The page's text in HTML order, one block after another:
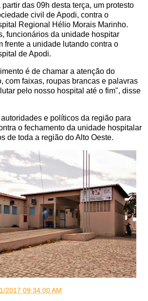
das 09h desta terça, um protesto
civil de Apodi, contra o
Regional Hélio Morais Marinho.
funcionários da unidade hospitar
frente a unidade lutando contra o
de Apodi.
é de chamar a atenção do
com faixas, roupas brancas e palavras
pelo nosso hospital até o fim", disse
e políticos da região para
o fechamento da unidade hospitalar
de toda a região do Alto Oeste.
2017 09:34:00 AM